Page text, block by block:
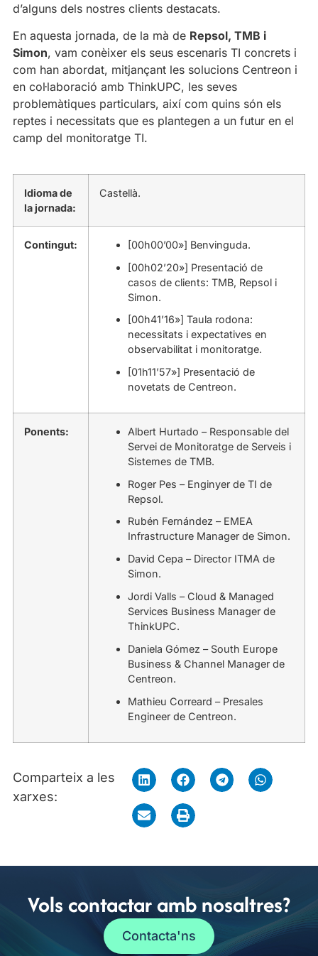
d’alguns dels nostres clients destacats.
En aquesta jornada, de la mà de Repsol, TMB i
Simon, vam conèixer els seus escenaris TI concrets i
com han abordat, mitjançant les solucions Centreon i
en col·laboració amb ThinkUPC, les seves
problemàtiques particulars, així com quins són els
reptes i necessitats que es plantegen a un futur en el
camp del monitoratge TI.
Idioma de
la jornada:
Castellà.
Contingut:
[00h00’00»] Benvinguda.
[00h02’20»] Presentació de
casos de clients: TMB, Repsol i
Simon.
[00h41’16»] Taula rodona:
necessitats i expectatives en
observabilitat i monitoratge.
[01h11’57»] Presentació de
novetats de Centreon.
Ponents:
Albert Hurtado – Responsable del
Servei de Monitoratge de Serveis i
Sistemes de TMB.
Roger Pes – Enginyer de TI de
Repsol.
Rubén Fernández – EMEA
Infrastructure Manager de Simon.
David Cepa – Director ITMA de
Simon.
Jordi Valls – Cloud & Managed
Services Business Manager de
ThinkUPC.
Daniela Gómez – South Europe
Business & Channel Manager de
Centreon.
Mathieu Correard – Presales
Engineer de Centreon.
Comparteix a les
xarxes:
Vols contactar amb nosaltres?
Contacta'ns